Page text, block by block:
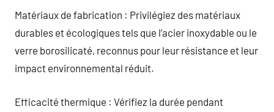
Matériaux de fabrication : Privilégiez des matériaux
durables et écologiques tels que l’acier inoxydable ou le
verre borosilicaté, reconnus pour leur résistance et leur
impact environnemental réduit.
Efficacité thermique : Vérifiez la durée pendant